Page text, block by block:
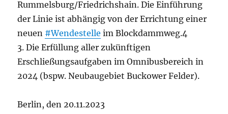
Rummelsburg/Friedrichshain. Die Einführung
der Linie ist abhängig von der Errichtung einer
neuen #Wendestelle im Blockdammweg.4
3. Die Erfüllung aller zukünftigen
Erschließungsaufgaben im Omnibusbereich in
2024 (bspw. Neubaugebiet Buckower Felder).
Berlin, den 20.11.2023